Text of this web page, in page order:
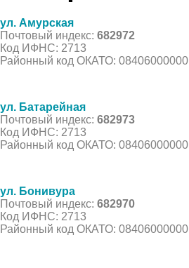
ул. Амурская
Почтовый индекс: 682972
Код ИФНС: 2713
Районный код ОКАТО: 08406000000
ул. Батарейная
Почтовый индекс: 682973
Код ИФНС: 2713
Районный код ОКАТО: 08406000000
ул. Бонивура
Почтовый индекс: 682970
Код ИФНС: 2713
Районный код ОКАТО: 08406000000